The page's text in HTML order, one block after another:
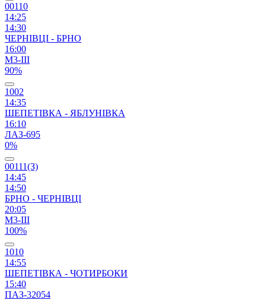
00110
14:25
14:30
ЧЕРНІВЦІ - БРНО
16:00
М3-ІІІ
90%
1002
14:35
ШЕПЕТІВКА - ЯБЛУНІВКА
16:10
ЛАЗ-695
0%
00111(З)
14:45
14:50
БРНО - ЧЕРНІВЦІ
20:05
М3-ІІІ
100%
1010
14:55
ШЕПЕТІВКА - ЧОТИРБОКИ
15:40
ПАЗ-32054